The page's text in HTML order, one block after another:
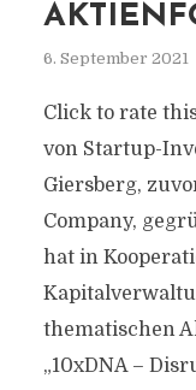
6. September 2021
Click to rate
von Startup-
Giersberg,
Company,
hat in
thematischen
„10xDNA –